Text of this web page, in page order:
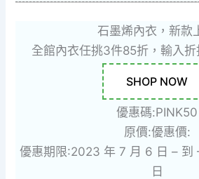
石墨烯內衣，新款
全館內衣任挑3件85折，輸入折
SHOP NOW
優惠碼:PINK50
原價:優惠價:
優惠期限:2023 年 7 月 6 日 – 到
日